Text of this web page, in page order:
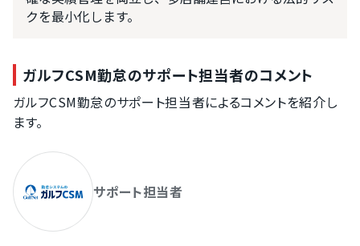
クを最小化します。
ガルフCSM勤怠のサポート担当者のコメント
ガルフCSM勤怠のサポート担当者によるコメントを紹介し
ます。
サポート担当者